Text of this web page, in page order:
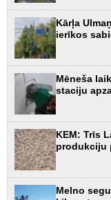
Kārļa
ierīkos
Mēneša
staciju
KEM: Trīs
produkciju
Melno